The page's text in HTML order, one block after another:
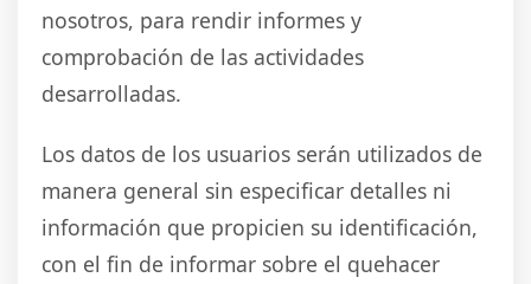
nosotros, para rendir informes y
comprobación de las actividades
desarrolladas.
Los datos de los usuarios serán utilizados de
manera general sin especificar detalles ni
información que propicien su identificación,
con el fin de informar sobre el quehacer